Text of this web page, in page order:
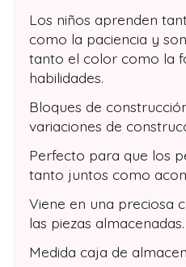
Los niños aprenden
como la paciencia y
tanto el color como la
habilidades.
Bloques de
variaciones de
Perfecto para que los
tanto juntos como
Viene en una preciosa
las piezas almacenadas.
Medida caja de